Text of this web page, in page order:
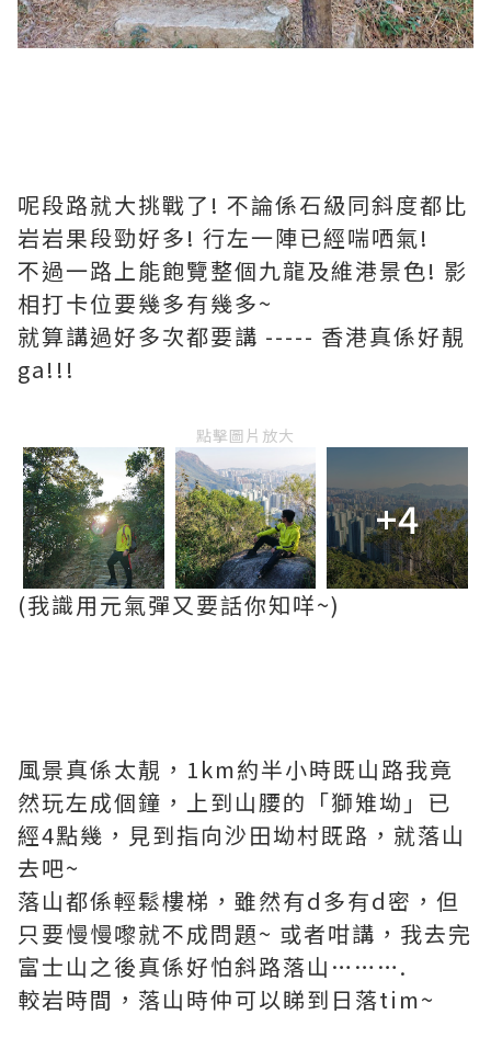
呢段路就大挑戰了! 不論係石級同斜度都比
岩岩果段勁好多! 行左一陣已經喘哂氣!
不過一路上能飽覽整個九龍及維港景色! 影
相打卡位要幾多有幾多~
就算講過好多次都要講 ----- 香港真係好靚
ga!!!
點擊圖片放大
+4
(我識用元氣彈又要話你知咩~)
風景真係太靚，1km約半小時既山路我竟
然玩左成個鐘，上到山腰的「獅雉坳」已
經4點幾，見到指向沙田坳村既路，就落山
去吧~
落山都係輕鬆樓梯，雖然有d多有d密，但
只要慢慢嚟就不成問題~ 或者咁講，我去完
富士山之後真係好怕斜路落山……….
較岩時間，落山時仲可以睇到日落tim~